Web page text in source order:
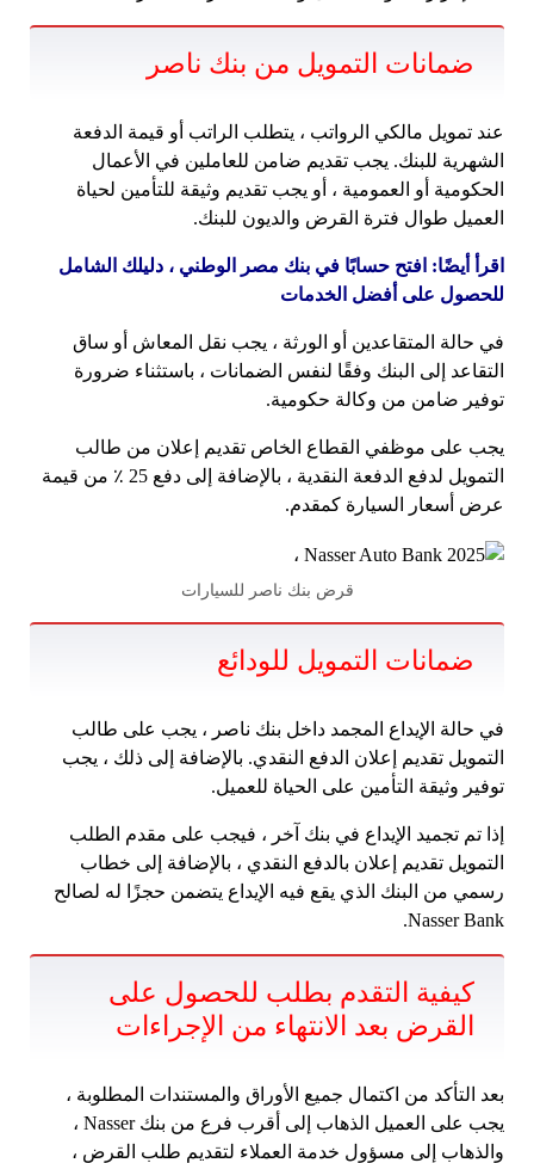
ضمانات التمويل من بنك ناصر
عند تمويل مالكي الرواتب ، يتطلب الراتب أو قيمة الدفعة
الشهرية للبنك. يجب تقديم ضامن للعاملين في الأعمال
الحكومية أو العمومية ، أو يجب تقديم وثيقة للتأمين لحياة
العميل طوال فترة القرض والديون للبنك.
اقرأ أيضًا: افتح حسابًا في بنك مصر الوطني ، دليلك الشامل
للحصول على أفضل الخدمات
في حالة المتقاعدين أو الورثة ، يجب نقل المعاش أو ساق
التقاعد إلى البنك وفقًا لنفس الضمانات ، باستثناء ضرورة
توفير ضامن من وكالة حكومية.
يجب على موظفي القطاع الخاص تقديم إعلان من طالب
التمويل لدفع الدفعة النقدية ، بالإضافة إلى دفع 25 ٪ من قيمة
عرض أسعار السيارة كمقدم.
قرض بنك ناصر للسيارات
ضمانات التمويل للودائع
في حالة الإيداع المجمد داخل بنك ناصر ، يجب على طالب
التمويل تقديم إعلان الدفع النقدي. بالإضافة إلى ذلك ، يجب
توفير وثيقة التأمين على الحياة للعميل.
إذا تم تجميد الإيداع في بنك آخر ، فيجب على مقدم الطلب
التمويل تقديم إعلان بالدفع النقدي ، بالإضافة إلى خطاب
رسمي من البنك الذي يقع فيه الإيداع يتضمن حجزًا له لصالح
Nasser Bank.
كيفية التقدم بطلب للحصول على
القرض بعد الانتهاء من الإجراءات
بعد التأكد من اكتمال جميع الأوراق والمستندات المطلوبة ،
يجب على العميل الذهاب إلى أقرب فرع من بنك Nasser ،
والذهاب إلى مسؤول خدمة العملاء لتقديم طلب القرض ،